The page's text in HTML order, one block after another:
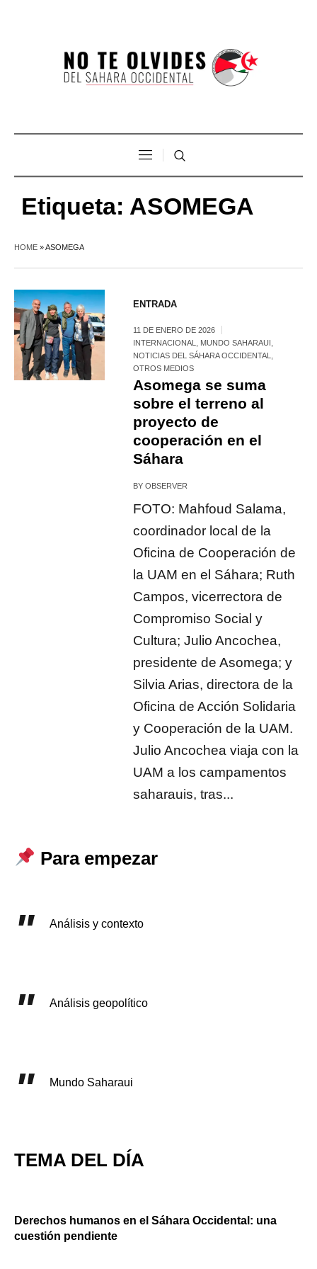
Etiqueta: ASOMEGA
HOME »ASOMEGA
ENTRADA
11 DE ENERO DE 2026
INTERNACIONAL
MUNDO SAHARAUI
NOTICIAS DEL SÁHARA OCCIDENTAL
OTROS MEDIOS
Asomega se suma
sobre el terreno al
proyecto de
cooperación en el
Sáhara
BYOBSERVER
FOTO: Mahfoud Salama,
coordinador local de la
Oficina de Cooperación de
la UAM en el Sáhara; Ruth
Campos, vicerrectora de
Compromiso Social y
Cultura; Julio Ancochea,
presidente de Asomega; y
Silvia Arias, directora de la
Oficina de Acción Solidaria
y Cooperación de la UAM.
Julio Ancochea viaja con la
UAM a los campamentos
saharauis, tras...
Para empezar
Análisis y contexto
Análisis geopolítico
Mundo Saharaui
TEMA DEL DÍA
Derechos humanos en el Sáhara Occidental: una
cuestión pendiente